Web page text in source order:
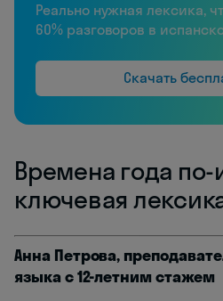
Реально нужная лексика,
60% разговоров в
Скачать
Времена года по-
ключевая
Анна Петрова,
языка с 12-летним стажем